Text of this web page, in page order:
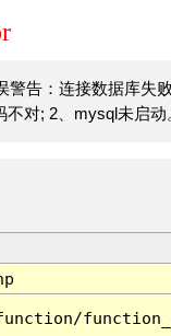
警告：连接数据库失
对; 2、mysql未启动